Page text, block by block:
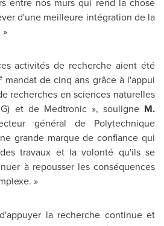
d'une meilleure intégration de la
activités de recherche aient été
mandat de cinq ans grâce à l'appui
recherches en sciences naturelles
et de Medtronic », souligne M.
général de Polytechnique
grande marque de confiance qui
travaux et la volonté qu'ils se
à repousser les conséquences
»
la recherche continue et